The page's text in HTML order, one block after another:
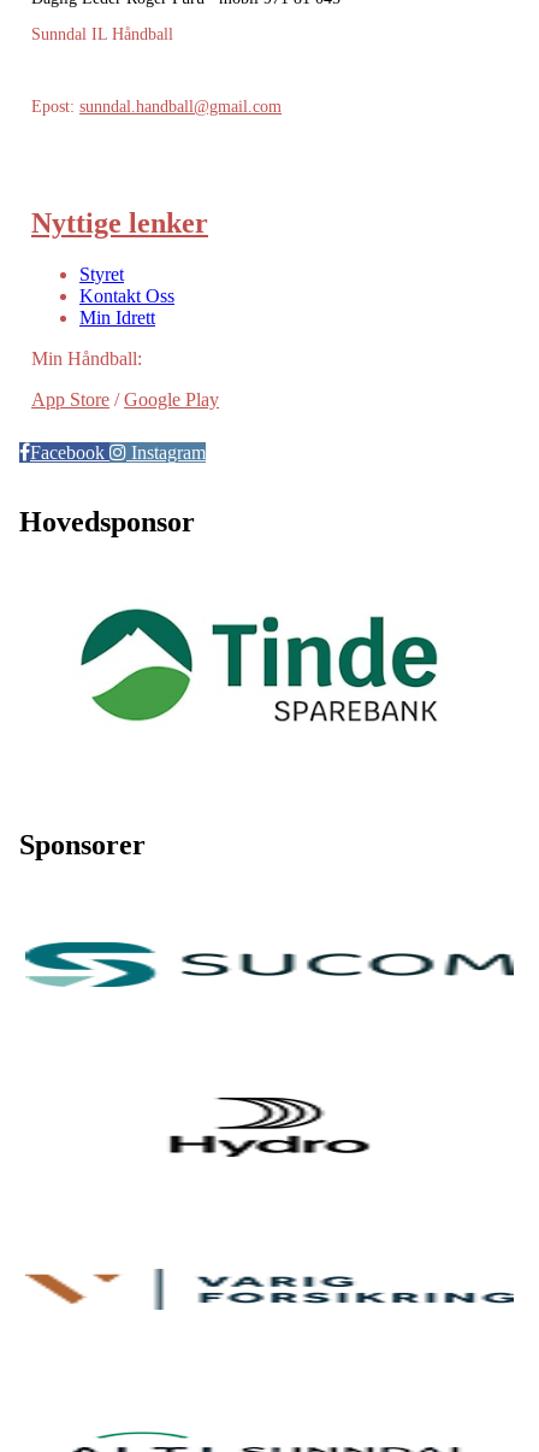
Sunndal IL Håndball
Epost: sunndal.handball@gmail.com
Nyttige lenker
Styret
Kontakt Oss
Min Idrett
Min Håndball:
App Store /Google Play
Facebook Instagram
Hovedsponsor
Sponsorer